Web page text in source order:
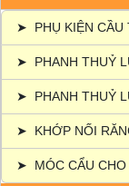
➤ PHỤ KIỆN CẦU
➤ PHANH THUỶ
➤ PHANH THUỶ
➤ KHỚP NỐI
➤ MÓC CẨU